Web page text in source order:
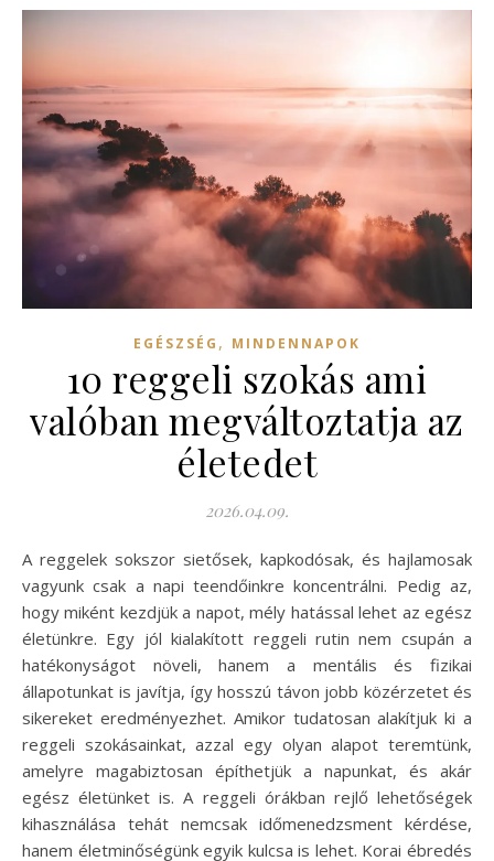
EGÉSZSÉG , MINDENNAPOK
10 reggeli szokás ami
valóban megváltoztatja az
életedet
2026.04.09.
A reggelek sokszor sietősek, kapkodósak, és hajlamosak
vagyunk csak a napi teendőinkre koncentrálni. Pedig az,
hogy miként kezdjük a napot, mély hatással lehet az egész
életünkre. Egy jól kialakított reggeli rutin nem csupán a
hatékonyságot növeli, hanem a mentális és fizikai
állapotunkat is javítja, így hosszú távon jobb közérzetet és
sikereket eredményezhet. Amikor tudatosan alakítjuk ki a
reggeli szokásainkat, azzal egy olyan alapot teremtünk,
amelyre magabiztosan építhetjük a napunkat, és akár
egész életünket is. A reggeli órákban rejlő lehetőségek
kihasználása tehát nemcsak időmenedzsment kérdése,
hanem életminőségünk egyik kulcsa is lehet. Korai ébredés